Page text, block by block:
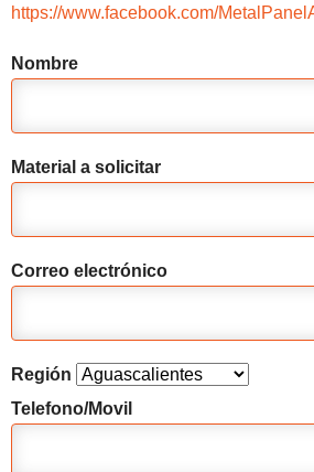
https://www.facebook.com/
Nombre
Material a solicitar
Correo electrónico
Región
Telefono/Movil